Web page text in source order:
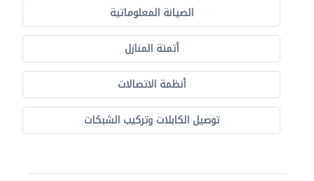
الصيانة المعلوماتية
أتمتة المنازل
أنظمة الاتصالات
توصيل الكابلات وتركيب الشبكات